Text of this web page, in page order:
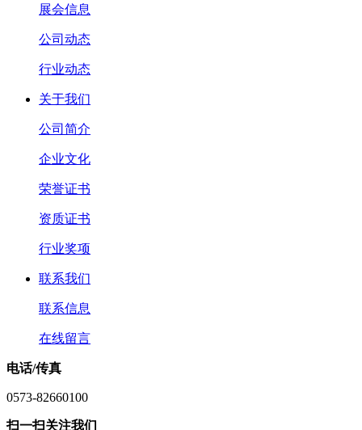
展会信息
公司动态
行业动态
关于我们
公司简介
企业文化
荣誉证书
资质证书
行业奖项
联系我们
联系信息
在线留言
电话/传真
0573-82660100
扫一扫关注我们